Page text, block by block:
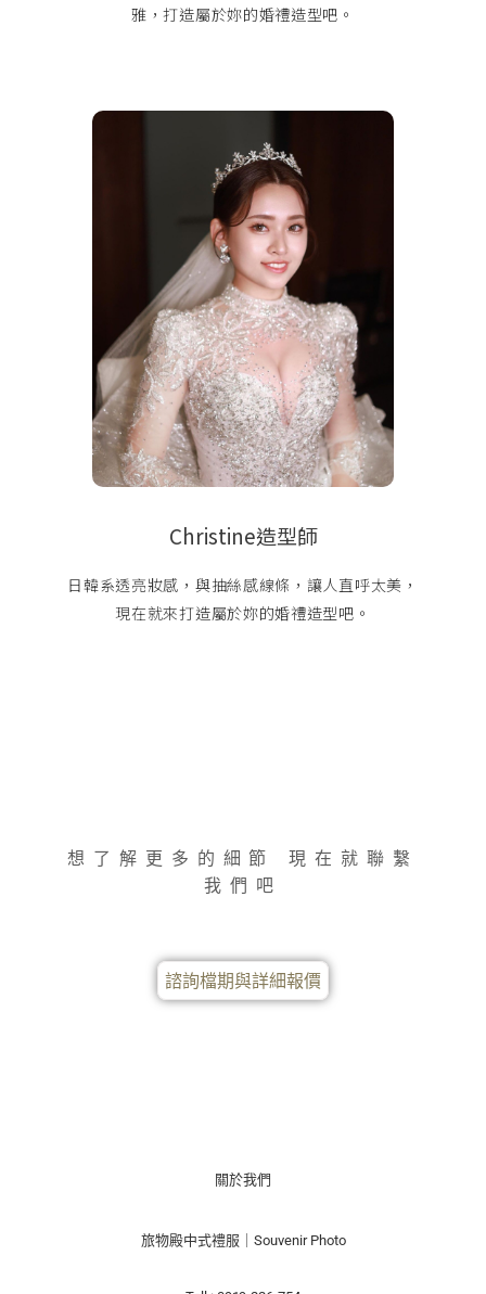
雅，打造屬於妳的婚禮造型吧。
Christine造型師
日韓系透亮妝感，與抽絲感線條，讓人直呼太美，
現在就來打造屬於妳的婚禮造型吧。
想了解更多的細節 現在就聯繫
我們吧
諮詢檔期與詳細報價
關於我們
旅物殿中式禮服｜Souvenir Photo